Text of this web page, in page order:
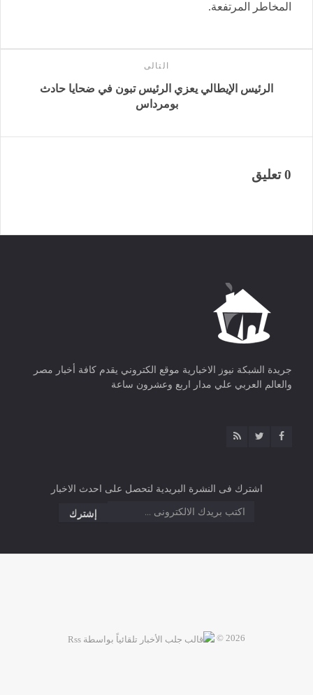
المخاطر المرتفعة.
التالى
الرئيس الإيطالي يعزي الرئيس تبون في ضحايا حادث
بومرداس
0 تعليق
جريدة الشبكة نيوز الاخبارية موقع الكتروني يقدم كافة أخبار مصر
والعالم العربي علي مدار اربع وعشرون ساعة
اشترك فى النشرة البريدية لتحصل على احدث الاخبار
2026 ©